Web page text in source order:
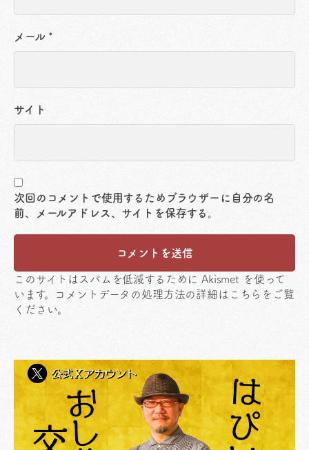
メール *
サイト
次回のコメントで使用するためブラウザーに自分の名
前、メールアドレス、サイトを保存する。
このサイトはスパムを低減するために Akismet を使って
います。
コメントデータの処理方法の詳細はこちらをご覧
ください。